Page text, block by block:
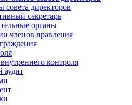
совета директоров
секретарь
органы
членов правления
контроля